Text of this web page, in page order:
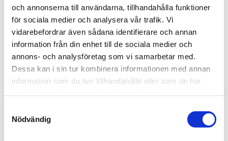
och annonserna till användarna, tillhandahålla funktioner
för sociala medier och analysera vår trafik. Vi
vidarebefordrar även sådana identifierare och annan
information från din enhet till de sociala medier och
annons- och analysföretag som vi samarbetar med.
Dessa kan i sin tur kombinera informationen med annan
information som du har tillhandahållit eller som de har
Nödvändig
Fotbollspamp i blåsväder –
ville sälja VM